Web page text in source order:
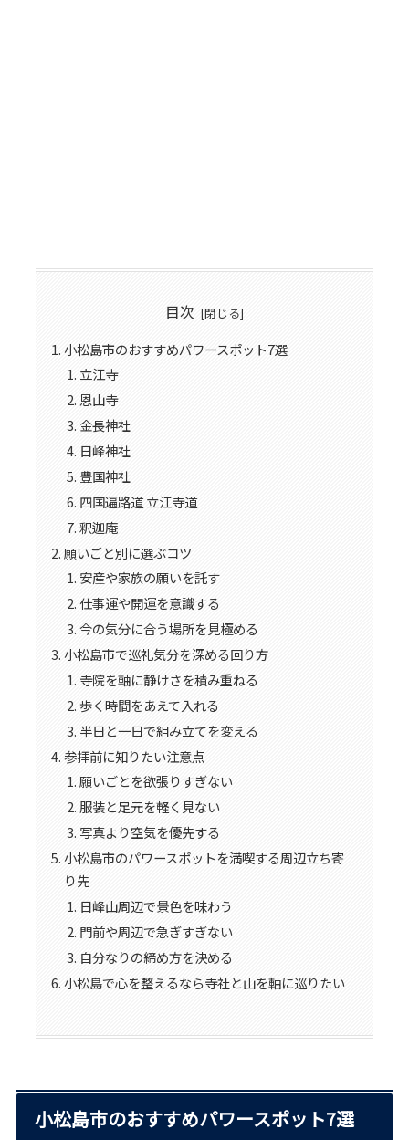
目次
小松島市のおすすめパワースポット7選
立江寺
恩山寺
金長神社
日峰神社
豊国神社
四国遍路道 立江寺道
釈迦庵
願いごと別に選ぶコツ
安産や家族の願いを託す
仕事運や開運を意識する
今の気分に合う場所を見極める
小松島市で巡礼気分を深める回り方
寺院を軸に静けさを積み重ねる
歩く時間をあえて入れる
半日と一日で組み立てを変える
参拝前に知りたい注意点
願いごとを欲張りすぎない
服装と足元を軽く見ない
写真より空気を優先する
小松島市のパワースポットを満喫する周辺立ち寄
り先
日峰山周辺で景色を味わう
門前や周辺で急ぎすぎない
自分なりの締め方を決める
小松島で心を整えるなら寺社と山を軸に巡りたい
小松島市のおすすめパワースポット7選